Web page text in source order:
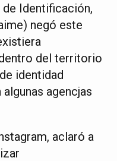
Identificación,
negó este
del territorio
identidad
agencjas
aclaró a